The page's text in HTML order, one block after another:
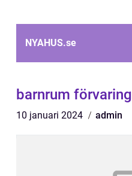
NYAHUS.se
barnrum förvaring
10 januari 2024 admin